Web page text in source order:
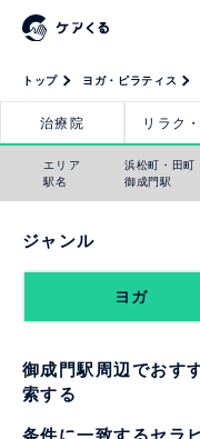
トップ ヨガ・ピラティス
治療院 リラク
エリア
駅名
浜松町・田町
御成門駅
ジャンル
ヨガ
御成門駅周辺でおす
索する